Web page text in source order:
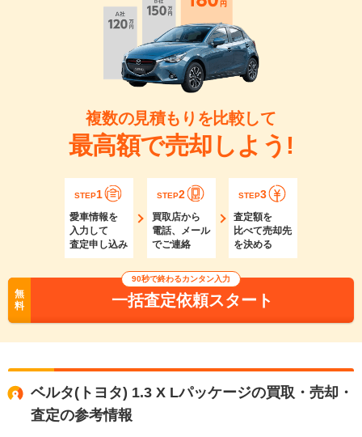
複数の見積もりを比較して
最高額で売却しよう!
STEP1
愛車情報を
入力して
査定申し込み
STEP2
買取店から
電話、メール
でご連絡
STEP3
査定額を
比べて売却先
を決める
無
料
90秒で終わるカンタン入力
一括査定依頼スタート
ベルタ(トヨタ) 1.3 X Lパッケージの買取・売却・
査定の参考情報